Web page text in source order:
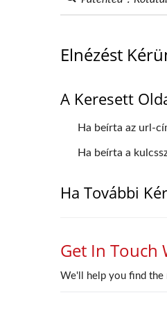
Elnézést
A Keresett
Ha beírta az url-
Ha beírta a
Ha További